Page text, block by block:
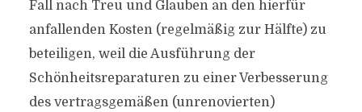
Fall nach Treu und Glauben an den hierfür
anfallenden Kosten (regelmäßig zur Hälfte) zu
beteiligen, weil die Ausführung der
Schönheitsreparaturen zu einer Verbesserung
des vertragsgemäßen (unrenovierten)